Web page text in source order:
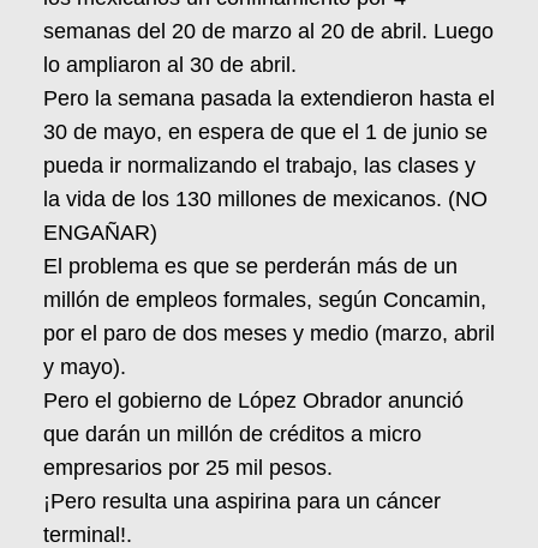
semanas del 20 de marzo al 20 de abril. Luego
lo ampliaron al 30 de abril.
Pero la semana pasada la extendieron hasta el
30 de mayo, en espera de que el 1 de junio se
pueda ir normalizando el trabajo, las clases y
la vida de los 130 millones de mexicanos. (NO
ENGAÑAR)
El problema es que se perderán más de un
millón de empleos formales, según Concamin,
por el paro de dos meses y medio (marzo, abril
y mayo).
Pero el gobierno de López Obrador anunció
que darán un millón de créditos a micro
empresarios por 25 mil pesos.
¡Pero resulta una aspirina para un cáncer
terminal!.